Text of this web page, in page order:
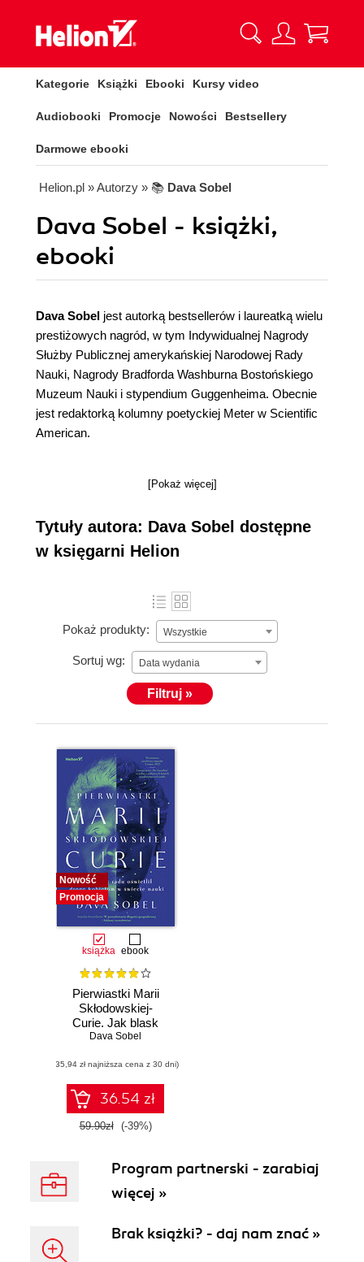
Kategorie Książki Ebooki Kursy video
Audiobooki Promocje Nowości Bestsellery
Darmowe ebooki
Helion.pl » Autorzy » 📚 Dava Sobel
Dava Sobel - książki,
ebooki
Dava Sobel jest autorką bestsellerów i laureatką wielu
prestiżowych nagród, w tym Indywidualnej Nagrody
Służby Publicznej amerykańskiej Narodowej Rady
Nauki, Nagrody Bradforda Washburna Bostońskiego
Muzeum Nauki i stypendium Guggenheima. Obecnie
jest redaktorką kolumny poetyckiej Meter w Scientific
American.
[Pokaż więcej]
Tytuły autora: Dava Sobel dostępne
w księgarni Helion
Pokaż produkty: Wszystkie
Sortuj wg: Data wydania
Filtruj »
Nowość
Promocja
książka ebook
Pierwiastki Marii
Skłodowskiej-
Curie. Jak blask
radu oświetlił drogę
świecie nauki
Dava Sobel
(35,94 zł najniższa cena z 30 dni)
36.54 zł
59.90zł (-39%)
Program partnerski - zarabiaj
więcej »
Brak książki? - daj nam znać »